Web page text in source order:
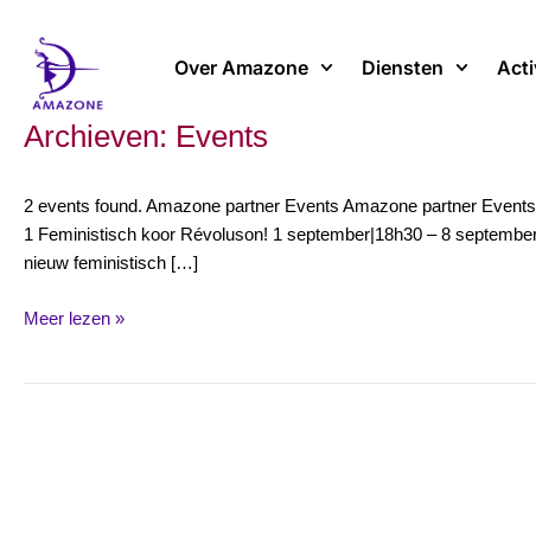
inhoud
Over Amazone Diensten
Archieven: Events
2 events found. Amazone partner Events Amazone partner
1 Feministisch koor Révoluson! 1 september|18h30 – 8
nieuw feministisch […]
Feministische
Monde
selon
les
&
Meer lezen »